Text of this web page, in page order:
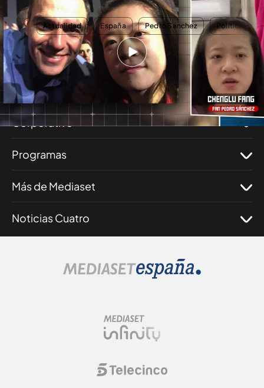
TEMAS Actualidad España Pedro Sánchez Política
Nosotros
Corporativo
Programas
Más de Mediaset
Noticias Cuatro